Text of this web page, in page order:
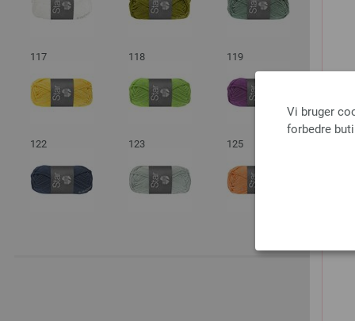
Vi bruger
forbedre
117 118 119
122 123 125